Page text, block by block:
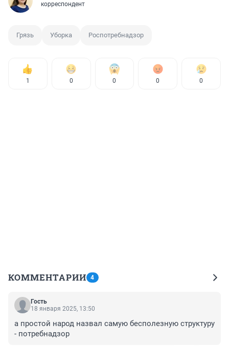
корреспондент
Грязь Уборка Роспотребнадзор
1 0 0 0 0
КОММЕНТАРИИ 4
Гость
18 января 2025, 13:50
а простой народ назвал самую бесполезную структуру
- потребнадзор